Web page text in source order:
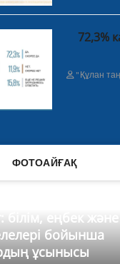
72,3%
"Құлан
ФОТОАЙҒАҚ
білім, еңбек және
бойынша
ұсынысы